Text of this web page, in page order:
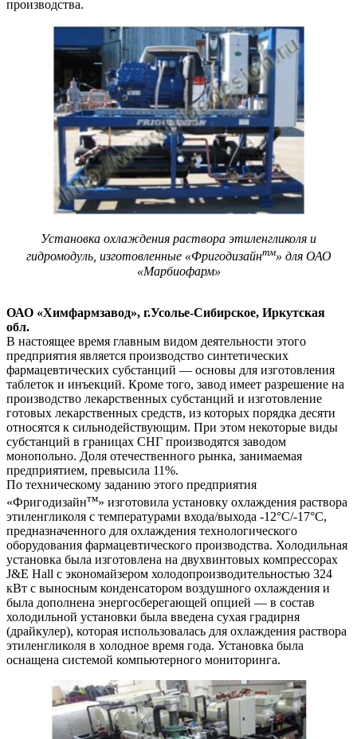
производства.
Установка охлаждения раствора этиленгликоля и
гидромодуль, изготовленные «Фригодизайнтм» для ОАО
«Марбиофарм»
ОАО «Химфармзавод», г.Усолье-Сибирское, Иркутская
обл.
В настоящее время главным видом деятельности этого
предприятия является производство синтетических
фармацевтических субстанций — основы для изготовления
таблеток и инъекций. Кроме того, завод имеет разрешение на
производство лекарственных субстанций и изготовление
готовых лекарственных средств, из которых порядка десяти
относятся к сильнодействующим. При этом некоторые виды
субстанций в границах СНГ производятся заводом
монопольно. Доля отечественного рынка, занимаемая
предприятием, превысила 11%.
По техническому заданию этого предприятия
«Фригодизайнтм» изготовила установку охлаждения раствора
этиленгликоля с температурами входа/выхода -12°С/-17°С,
предназначенного для охлаждения технологического
оборудования фармацевтического производства. Холодильная
установка была изготовлена на двухвинтовых компрессорах
J&E Hall с экономайзером холодопроизводительностью 324
кВт с выносным конденсатором воздушного охлаждения и
была дополнена энергосберегающей опцией — в состав
холодильной установки была введена сухая градирня
(драйкулер), которая использовалась для охлаждения раствора
этиленгликоля в холодное время года. Установка была
оснащена системой компьютерного мониторинга.